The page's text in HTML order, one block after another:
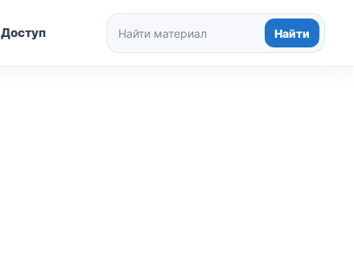
Доступ Найти